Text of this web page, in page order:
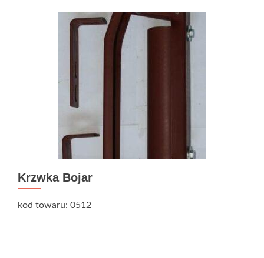
Krzwka Bojar
kod towaru: 0512